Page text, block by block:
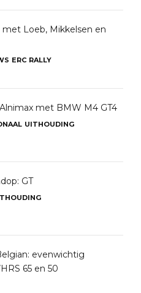
met Loeb, Mikkelsen en
ERC RALLY
met BMW M4 GT4
UITHOUDING
GT
evenwichtig
65 en 50